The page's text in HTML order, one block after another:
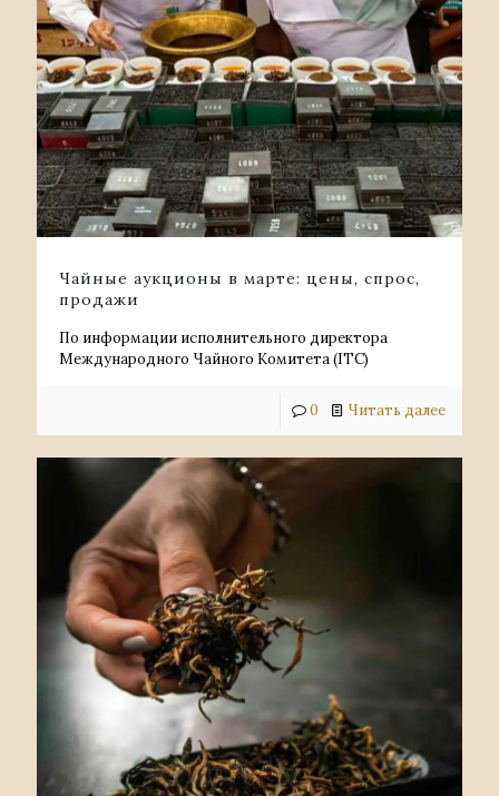
Чайные аукционы в марте: цены, спрос,
продажи
По информации исполнительного директора
Международного Чайного Комитета (ITC)
0 Читать далее